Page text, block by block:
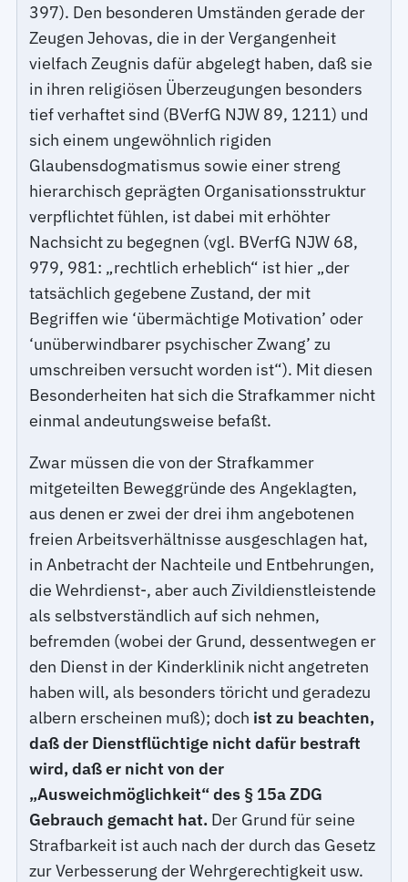
397). Den besonderen Umständen gerade der
Zeugen Jehovas, die in der Vergangenheit
vielfach Zeugnis dafür abgelegt haben, daß sie
in ihren religiösen Überzeugungen besonders
tief verhaftet sind (BVerfG NJW 89, 1211) und
sich einem ungewöhnlich rigiden
Glaubensdogmatismus sowie einer streng
hierarchisch geprägten Organisationsstruktur
verpflichtet fühlen, ist dabei mit erhöhter
Nachsicht zu begegnen (vgl. BVerfG NJW 68,
979, 981: „rechtlich erheblich“ ist hier „der
tatsächlich gegebene Zustand, der mit
Begriffen wie ‘übermächtige Motivation’ oder
‘unüberwindbarer psychischer Zwang’ zu
umschreiben versucht worden ist“). Mit diesen
Besonderheiten hat sich die Strafkammer nicht
einmal andeutungsweise befaßt.
Zwar müssen die von der Strafkammer
mitgeteilten Beweggründe des Angeklagten,
aus denen er zwei der drei ihm angebotenen
freien Arbeitsverhältnisse ausgeschlagen hat,
in Anbetracht der Nachteile und Entbehrungen,
die Wehrdienst-, aber auch Zivildienstleistende
als selbstverständlich auf sich nehmen,
befremden (wobei der Grund, dessentwegen er
den Dienst in der Kinderklinik nicht angetreten
haben will, als besonders töricht und geradezu
albern erscheinen muß); doch ist zu beachten,
daß der Dienstflüchtige nicht dafür bestraft
wird, daß er nicht von der
„Ausweichmöglichkeit“ des § 15a ZDG
Gebrauch gemacht hat. Der Grund für seine
Strafbarkeit ist auch nach der durch das Gesetz
zur Verbesserung der Wehrgerechtigkeit usw.